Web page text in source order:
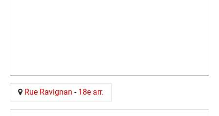
Rue Ravignan - 18e arr.